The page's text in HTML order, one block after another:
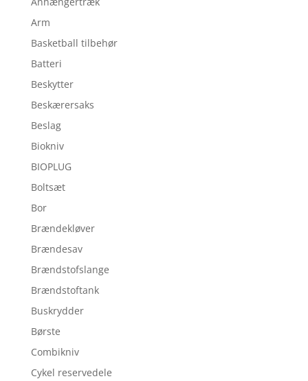
Arm
Basketball tilbehør
Batteri
Beskytter
Beskærersaks
Beslag
Biokniv
BIOPLUG
Boltsæt
Bor
Brændekløver
Brændesav
Brændstofslange
Brændstoftank
Buskrydder
Børste
Combikniv
Cykel reservedele